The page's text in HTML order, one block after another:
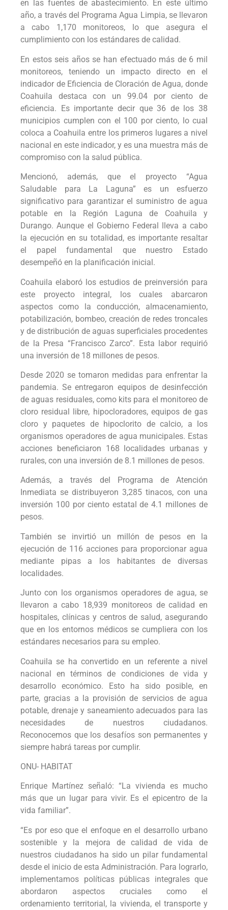
en las fuentes de abastecimiento. En este último
año, a través del Programa Agua Limpia, se llevaron
a cabo 1,170 monitoreos, lo que asegura el
cumplimiento con los estándares de calidad.
En estos seis años se han efectuado más de 6 mil
monitoreos, teniendo un impacto directo en el
indicador de Eficiencia de Cloración de Agua, donde
Coahuila destaca con un 99.04 por ciento de
eficiencia. Es importante decir que 36 de los 38
municipios cumplen con el 100 por ciento, lo cual
coloca a Coahuila entre los primeros lugares a nivel
nacional en este indicador, y es una muestra más de
compromiso con la salud pública.
Mencionó, además, que el proyecto “Agua
Saludable para La Laguna” es un esfuerzo
significativo para garantizar el suministro de agua
potable en la Región Laguna de Coahuila y
Durango. Aunque el Gobierno Federal lleva a cabo
la ejecución en su totalidad, es importante resaltar
el papel fundamental que nuestro Estado
desempeñó en la planificación inicial.
Coahuila elaboró los estudios de preinversión para
este proyecto integral, los cuales abarcaron
aspectos como la conducción, almacenamiento,
potabilización, bombeo, creación de redes troncales
y de distribución de aguas superficiales procedentes
de la Presa “Francisco Zarco”. Esta labor requirió
una inversión de 18 millones de pesos.
Desde 2020 se tomaron medidas para enfrentar la
pandemia. Se entregaron equipos de desinfección
de aguas residuales, como kits para el monitoreo de
cloro residual libre, hipocloradores, equipos de gas
cloro y paquetes de hipoclorito de calcio, a los
organismos operadores de agua municipales. Estas
acciones beneficiaron 168 localidades urbanas y
rurales, con una inversión de 8.1 millones de pesos.
Además, a través del Programa de Atención
Inmediata se distribuyeron 3,285 tinacos, con una
inversión 100 por ciento estatal de 4.1 millones de
pesos.
También se invirtió un millón de pesos en la
ejecución de 116 acciones para proporcionar agua
mediante pipas a los habitantes de diversas
localidades.
Junto con los organismos operadores de agua, se
llevaron a cabo 18,939 monitoreos de calidad en
hospitales, clínicas y centros de salud, asegurando
que en los entornos médicos se cumpliera con los
estándares necesarios para su empleo.
Coahuila se ha convertido en un referente a nivel
nacional en términos de condiciones de vida y
desarrollo económico. Esto ha sido posible, en
parte, gracias a la provisión de servicios de agua
potable, drenaje y saneamiento adecuados para las
necesidades de nuestros ciudadanos.
Reconocemos que los desafíos son permanentes y
siempre habrá tareas por cumplir.
ONU- HABITAT
Enrique Martínez señaló: “La vivienda es mucho
más que un lugar para vivir. Es el epicentro de la
vida familiar”.
“Es por eso que el enfoque en el desarrollo urbano
sostenible y la mejora de calidad de vida de
nuestros ciudadanos ha sido un pilar fundamental
desde el inicio de esta Administración. Para lograrlo,
implementamos políticas públicas integrales que
abordaron aspectos cruciales como el
ordenamiento territorial, la vivienda, el transporte y